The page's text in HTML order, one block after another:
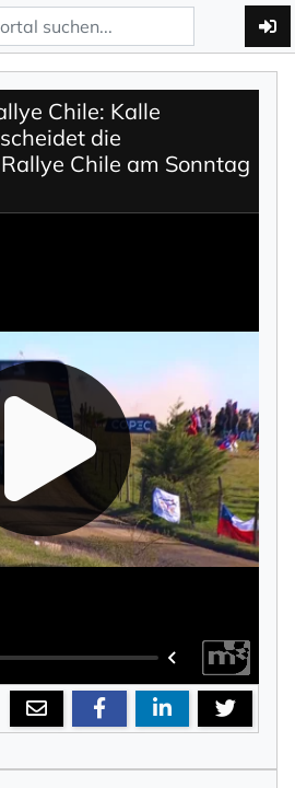
Chile: Kalle
die
Chile am Sonntag